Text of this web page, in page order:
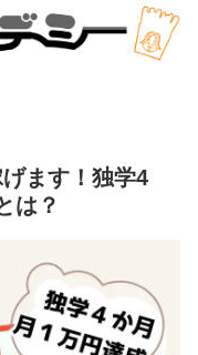
ます！独学4
は？